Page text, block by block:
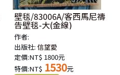
壁毯/83006A/客西馬尼禱
告壁毯-大(金線)
作者:
出版社:信望愛
定價:NT$ 1800元
特價:NT$ 1530元